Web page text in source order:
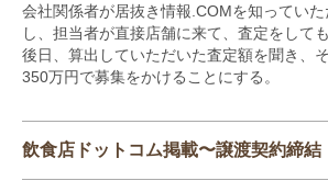
会社関係者が居抜き情報.COMを知ってい
し、担当者が直接店舗に来て、査定をしても
後日、算出していただいた査定額を聞き、
350万円で募集をかけることにする。
飲食店ドットコム掲載〜譲渡契約締結